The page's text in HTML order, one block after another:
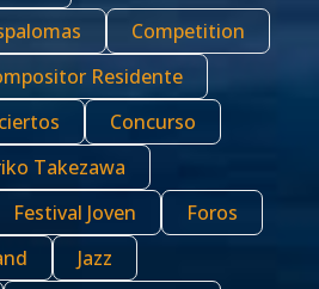
Competition
Residente
Concurso
Takezawa
Festival Joven
Foros
Jazz